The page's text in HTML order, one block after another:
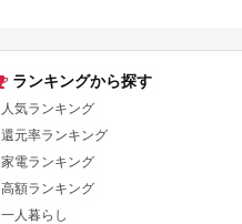
ランキングから探す
人気ランキング
還元率ランキング
家電ランキング
高額ランキング
一人暮らし